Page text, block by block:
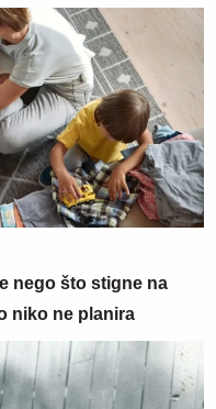
nego što stigne na
niko ne planira